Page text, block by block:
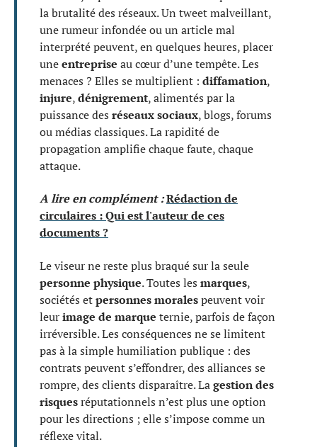
la brutalité des réseaux. Un tweet malveillant,
une rumeur infondée ou un article mal
interprété peuvent, en quelques heures, placer
uneentreprise au cœur d’une tempête. Les
menaces ? Elles se multiplient : diffamation,
injure,dénigrement, alimentés par la
puissance des réseaux sociaux, blogs, forums
ou médias classiques. La rapidité de
propagation amplifie chaque faute, chaque
attaque.
A lire en complément :Rédaction de
circulaires : Qui est l'auteur de ces
documents ?
Le viseur ne reste plus braqué sur la seule
personne physique. Toutes les marques,
sociétés etpersonnes moralespeuvent voir
leurimage de marque ternie, parfois de façon
irréversible. Les conséquences ne se limitent
pas à la simple humiliation publique : des
contrats peuvent s’effondrer, des alliances se
rompre, des clients disparaître. Lagestion des
risquesréputationnels n’est plus une option
pour les directions ; elle s’impose comme un
réflexe vital.